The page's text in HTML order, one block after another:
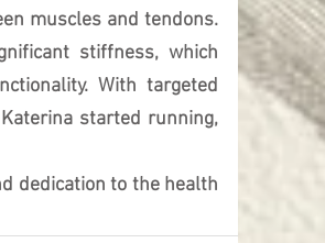
muscles and tendons.
stiffness, which
With targeted
started running,
dedication to the health